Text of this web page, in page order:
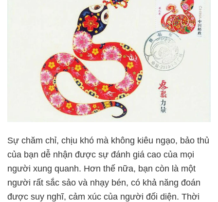
Sự chăm chỉ, chịu khó mà không kiêu ngạo, bảo thủ
của bạn dễ nhận được sự đánh giá cao của mọi
người xung quanh. Hơn thế nữa, bạn còn là một
người rất sắc sảo và nhạy bén, có khả năng đoán
được suy nghĩ, cảm xúc của người đối diện. Thời